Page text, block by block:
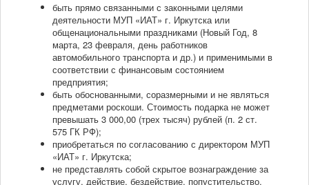
быть прямо связанными с законными целями
деятельности МУП «ИАТ» г. Иркутска или
общенациональными праздниками (Новый Год, 8
марта, 23 февраля, день работников
автомобильного транспорта и др.) и применимыми в
соответствии с финансовым состоянием
предприятия;
быть обоснованными, соразмерными и не являться
предметами роскоши. Стоимость подарка не может
превышать 3 000,00 (трех тысяч) рублей (п. 2 ст.
575 ГК РФ);
приобретаться по согласованию с директором МУП
«ИАТ» г. Иркутска;
не представлять собой скрытое вознаграждение за
услугу, действие, бездействие, попустительство,